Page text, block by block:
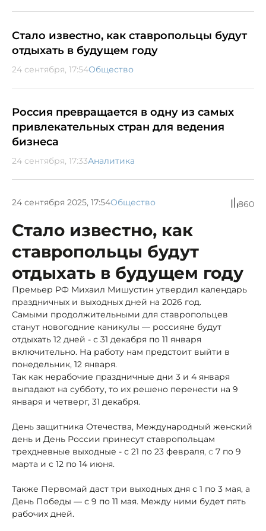
Стало известно, как ставропольцы будут
отдыхать в будущем году
24 сентября, 17:54Общество
Россия превращается в одну из самых
привлекательных стран для ведения
бизнеса
24 сентября, 17:33Аналитика
24 сентября 2025, 17:54Общество 860
Стало известно, как
ставропольцы будут
отдыхать в будущем году
Премьер РФ Михаил Мишустин утвердил календарь
праздничных и выходных дней на 2026 год.
Самыми продолжительными для ставропольцев
станут новогодние каникулы — россияне будут
отдыхать 12 дней - с 31 декабря по 11 января
включительно. На работу нам предстоит выйти в
понедельник, 12 января.
Так как нерабочие праздничные дни 3 и 4 января
выпадают на субботу, то их решено перенести на 9
января и четверг, 31 декабря.
День защитника Отечества, Международный женский
день и День России принесут ставропольцам
трехдневные выходные - с 21 по 23 февраля, с 7 по 9
марта и с 12 по 14 июня.
Также Первомай даст три выходных дня с 1 по 3 мая, а
День Победы — с 9 по 11 мая. Между ними будет пять
рабочих дней.